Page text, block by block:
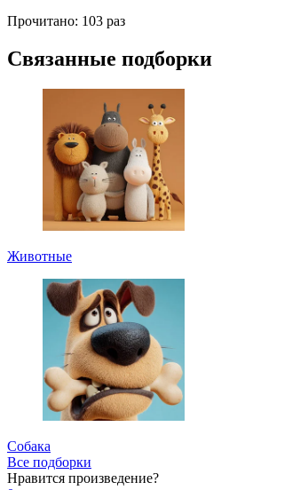
Прочитано: 103 раз
Связанные подборки
Животные
Собака
Все подборки
Нравится произведение?